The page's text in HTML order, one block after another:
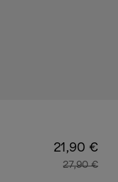
21,90 €
27,90 €